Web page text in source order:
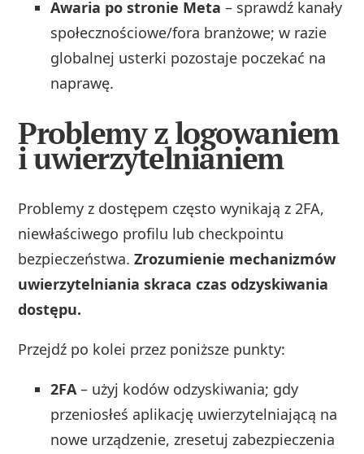
Awaria po stronie Meta – sprawdź kanały
społecznościowe/fora branżowe; w razie
globalnej usterki pozostaje poczekać na
naprawę.
Problemy z logowaniem
i uwierzytelnianiem
Problemy z dostępem często wynikają z 2FA,
niewłaściwego profilu lub checkpointu
bezpieczeństwa.Zrozumienie mechanizmów
uwierzytelniania skraca czas odzyskiwania
dostępu.
Przejdź po kolei przez poniższe punkty:
2FA– użyj kodów odzyskiwania; gdy
przeniosłeś aplikację uwierzytelniającą na
nowe urządzenie, zresetuj zabezpieczenia